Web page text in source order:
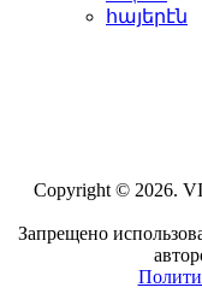
հայերէն
Copyright © 2026.
Запрещено